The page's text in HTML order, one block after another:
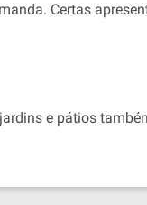
Certas
e pátios